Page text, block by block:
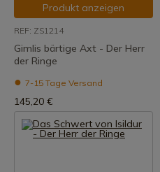
Produkt anzeigen
REF: ZS1214
Gimlis bärtige Axt - Der Herr
der Ringe
7-15 Tage Versand
145,20 €